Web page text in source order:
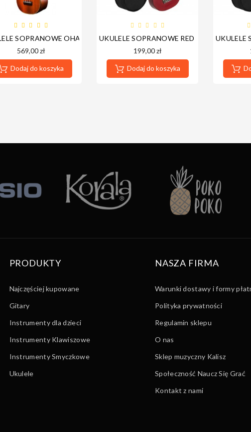
RULES
SOPRANOWE OHANA SK-14
569,00 zł
Dodaj do koszyka
UKULELE SOPRANOWE RED - CASCHA
199,00 zł
Dodaj do koszyka
UKULELE
PRODUKTY
Najczęściej kupowane
Gitary
Instrumenty dla dzieci
Instrumenty Klawiszowe
Instrumenty Smyczkowe
Ukulele
NASZA FIRMA
Warunki dostawy i formy
Polityka prywatności
Regulamin sklepu
O nas
Sklep muzyczny Kalisz
Społeczność Naucz Się Grać
Kontakt z nami